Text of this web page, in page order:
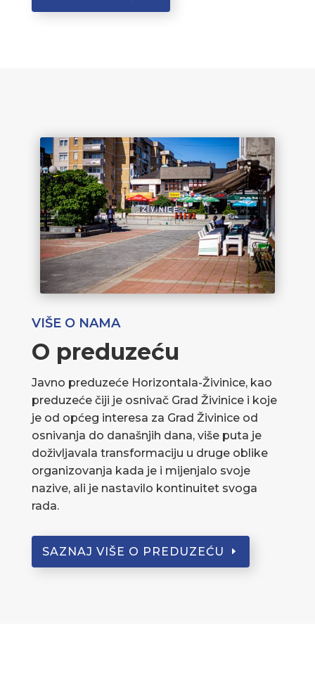
VIŠE O NAMA
O preduzeću
Javno preduzeće Horizontala-Živinice, kao
preduzeće čiji je osnivač Grad Živinice i koje
je od općeg interesa za Grad Živinice od
osnivanja do današnjih dana, više puta je
doživljavala transformaciju u druge oblike
organizovanja kada je i mijenjalo svoje
nazive, ali je nastavilo kontinuitet svoga
rada.
SAZNAJ VIŠE O PREDUZEĆU